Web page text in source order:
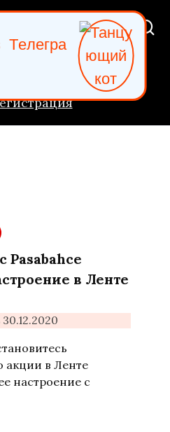
в Ленте
акции в Ленте
настроение с
Телегра